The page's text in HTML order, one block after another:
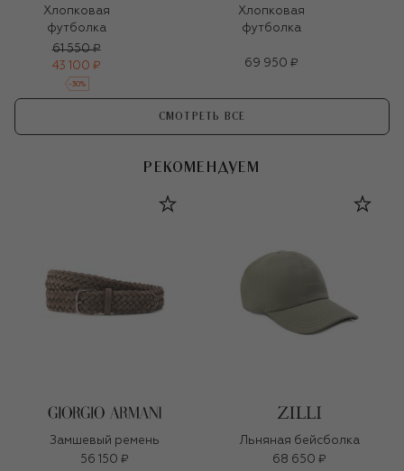
Хлопковая
футболка
61 550 ₽
43 100 ₽
-30%
Хлопковая
футболка
69 950 ₽
СМОТРЕТЬ ВСЕ
РЕКОМЕНДУЕМ
Замшевый ремень
56 150 ₽
Льняная бейсболка
68 650 ₽